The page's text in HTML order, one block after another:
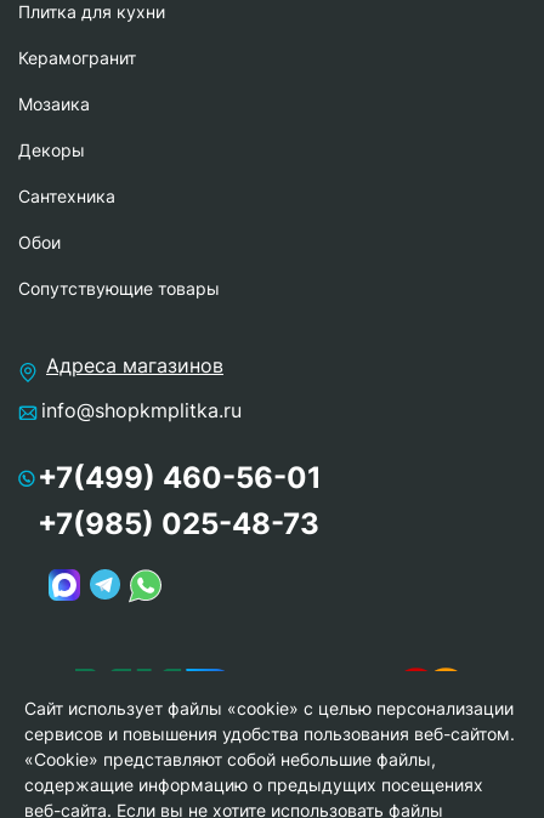
Плитка для кухни
Керамогранит
Мозаика
Декоры
Сантехника
Обои
Сопутствующие товары
Адреса магазинов
info@shopkmplitka.ru
+7(499) 460-56-01
+7(985) 025-48-73
Сайт использует файлы «cookie» с целью персонализации
сервисов и повышения удобства пользования веб-сайтом.
«Cookie» представляют собой небольшие файлы,
содержащие информацию о предыдущих посещениях
веб-сайта. Если вы не хотите использовать файлы